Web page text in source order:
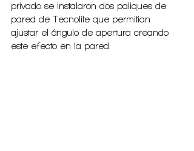
privado se instalaron dos paliques de
pared de Tecnolite que permitían
ajustar el ángulo de apertura creando
este efecto en la pared.